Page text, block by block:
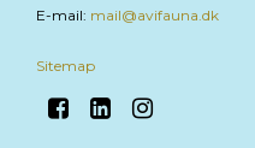
E-mail: mail@avifauna.dk
Sitemap